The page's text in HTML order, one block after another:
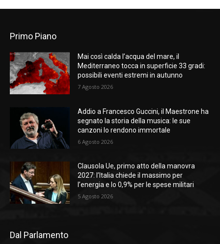
Primo Piano
Mai così calda l’acqua del mare, il
Mediterraneo tocca in superficie 33 gradi:
possibili eventi estremi in autunno
7 Agosto 2026
Addio a Francesco Guccini, il Maestrone ha
segnato la storia della musica: le sue
canzoni lo rendono immortale
6 Agosto 2026
Clausola Ue, primo atto della manovra
2027: l’Italia chiede il massimo per
l’energia e lo 0,9% per le spese militari
5 Agosto 2026
Dal Parlamento